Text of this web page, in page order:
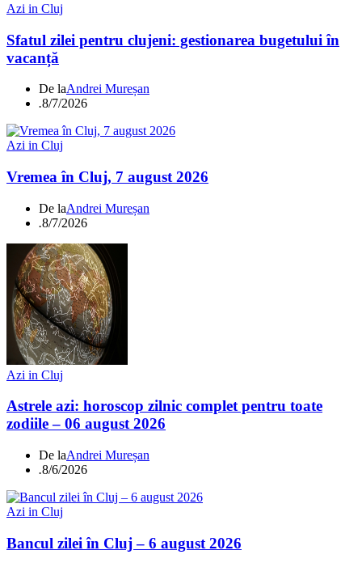
Azi in Cluj
Sfatul zilei pentru clujeni: gestionarea bugetului în
vacanță
De laAndrei Mureșan
.8/7/2026
Azi in Cluj
Vremea în Cluj, 7 august 2026
De laAndrei Mureșan
.8/7/2026
Azi in Cluj
Astrele azi: horoscop zilnic complet pentru toate
zodiile – 06 august 2026
De laAndrei Mureșan
.8/6/2026
Azi in Cluj
Bancul zilei în Cluj – 6 august 2026